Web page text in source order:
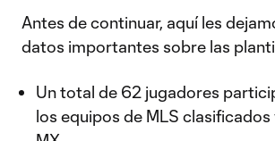
Antes de continuar, aquí les
datos importantes sobre las
Un total de 62 jugadores
los equipos de MLS clasificados